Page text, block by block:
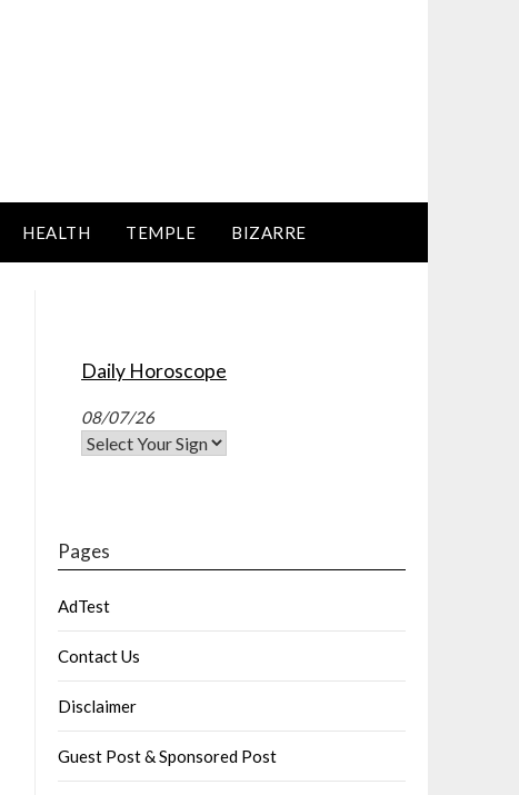
HEALTH TEMPLE BIZARRE
Daily Horoscope
08/07/26
Pages
AdTest
Contact Us
Disclaimer
Guest Post & Sponsored Post